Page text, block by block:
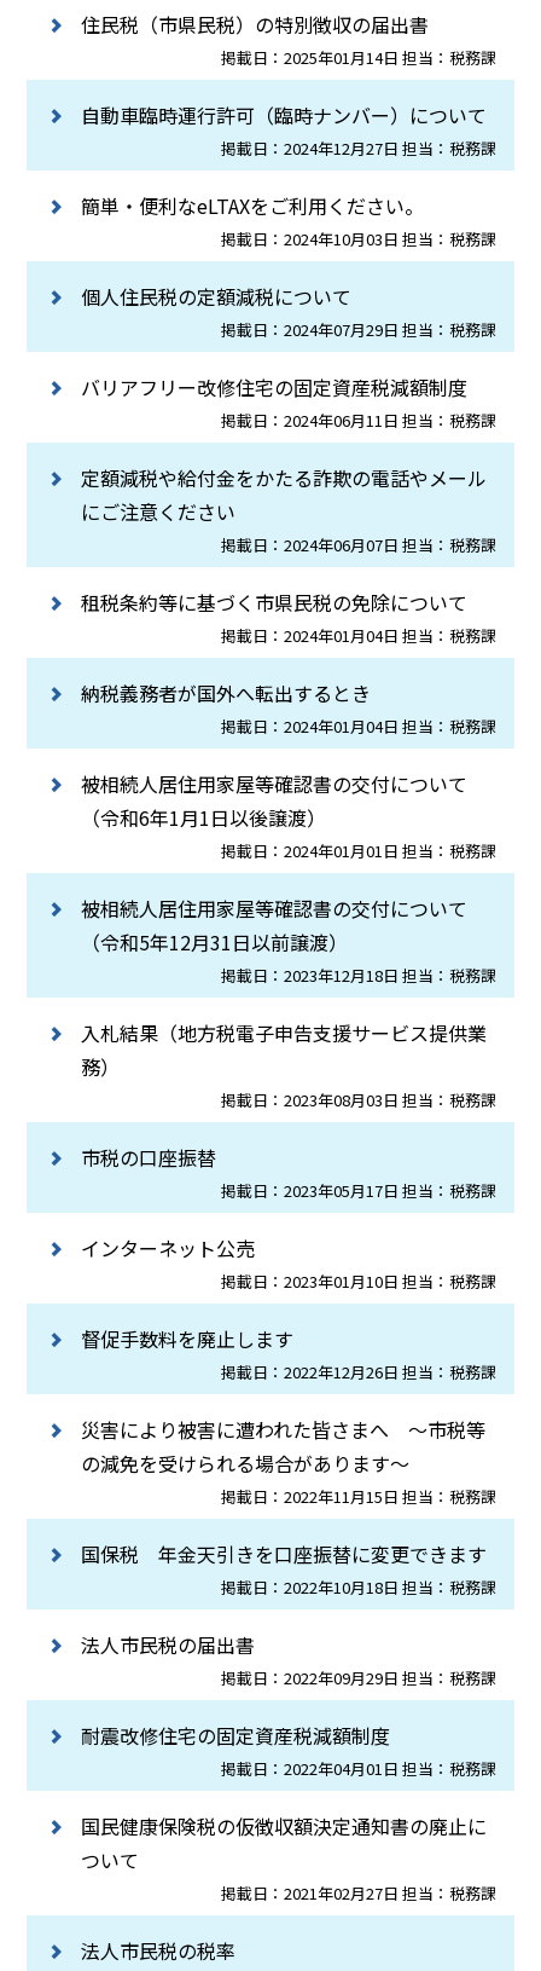
住民税（市県民税）の特別徴収の届出書
掲載日：2025年01月14日 担当：税務課
自動車臨時運行許可（臨時ナンバー）について
掲載日：2024年12月27日 担当：税務課
簡単・便利なeLTAXをご利用ください。
掲載日：2024年10月03日 担当：税務課
個人住民税の定額減税について
掲載日：2024年07月29日 担当：税務課
バリアフリー改修住宅の固定資産税減額制度
掲載日：2024年06月11日 担当：税務課
定額減税や給付金をかたる詐欺の電話やメール
にご注意ください
掲載日：2024年06月07日 担当：税務課
租税条約等に基づく市県民税の免除について
掲載日：2024年01月04日 担当：税務課
納税義務者が国外へ転出するとき
掲載日：2024年01月04日 担当：税務課
被相続人居住用家屋等確認書の交付について
（令和6年1月1日以後譲渡）
掲載日：2024年01月01日 担当：税務課
被相続人居住用家屋等確認書の交付について
（令和5年12月31日以前譲渡）
掲載日：2023年12月18日 担当：税務課
入札結果（地方税電子申告支援サービス提供業
務）
掲載日：2023年08月03日 担当：税務課
市税の口座振替
掲載日：2023年05月17日 担当：税務課
インターネット公売
掲載日：2023年01月10日 担当：税務課
督促手数料を廃止します
掲載日：2022年12月26日 担当：税務課
災害により被害に遭われた皆さまへ ～市税等
の減免を受けられる場合があります～
掲載日：2022年11月15日 担当：税務課
国保税 年金天引きを口座振替に変更できます
掲載日：2022年10月18日 担当：税務課
法人市民税の届出書
掲載日：2022年09月29日 担当：税務課
耐震改修住宅の固定資産税減額制度
掲載日：2022年04月01日 担当：税務課
国民健康保険税の仮徴収額決定通知書の廃止に
ついて
掲載日：2021年02月27日 担当：税務課
法人市民税の税率